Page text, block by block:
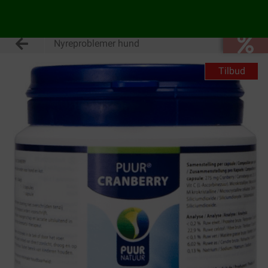
Nyreproblemer hund
Tilbud